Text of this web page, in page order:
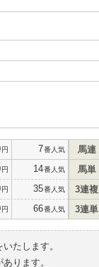
円 7番人気
円 14番人気
円 35番人気
円 66番人気
馬連
馬単
3連複
3連単
いたします。
ります。